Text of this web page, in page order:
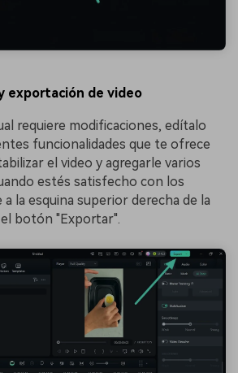
exportación de video
requiere modificaciones, edítalo
funcionalidades que te ofrece
el video y agregarle varios
estés satisfecho con los
la esquina superior derecha de la
botón "Exportar".